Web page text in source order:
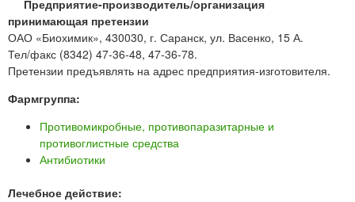
Предприятие-производитель/организация
принимающая претензии
ОАО «Биохимик», 430030, г. Саранск, ул. Васенко, 15 А.
Тел/факс (8342) 47-36-48, 47-36-78.
Претензии предъявлять на адрес предприятия-изготовителя.
Фармгруппа:
Противомикробные, противопаразитарные и
противоглистные средства
Антибиотики
Лечебное действие: